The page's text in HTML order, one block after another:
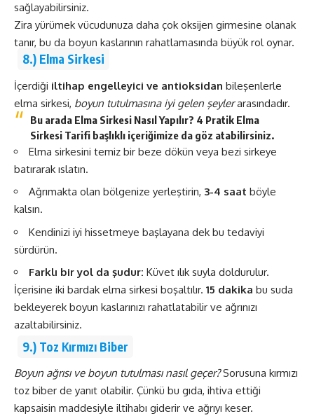
sağlayabilirsiniz.
Zira yürümek vücudunuza daha çok oksijen girmesine olanak
tanır, bu da boyun kaslarının rahatlamasında büyük rol oynar.
8.) Elma Sirkesi
İçerdiği iltihap engelleyici ve antioksidan bileşenlerle
elma sirkesi, boyun tutulmasına iyi gelen şeylerarasındadır.
Bu arada Elma Sirkesi Nasıl Yapılır? 4 Pratik Elma
Sirkesi Tarifibaşlıklı içeriğimize da göz atabilirsiniz.
Elma sirkesini temiz bir beze dökün veya bezi sirkeye
batırarak ıslatın.
Ağrımakta olan bölgenize yerleştirin, 3-4 saat böyle
kalsın.
Kendinizi iyi hissetmeye başlayana dek bu tedaviyi
sürdürün.
Farklı bir yol da şudur: Küvet ılık suyla doldurulur.
İçerisine iki bardak elma sirkesi boşaltılır. 15 dakika bu suda
bekleyerek boyun kaslarınızı rahatlatabilir ve ağrınızı
azaltabilirsiniz.
9.) Toz Kırmızı Biber
Boyun ağrısı ve boyun tutulması nasıl geçer?Sorusuna kırmızı
toz biber de yanıt olabilir. Çünkü bu gıda, ihtiva ettiği
kapsaisin maddesiyle iltihabı giderir ve ağrıyı keser.